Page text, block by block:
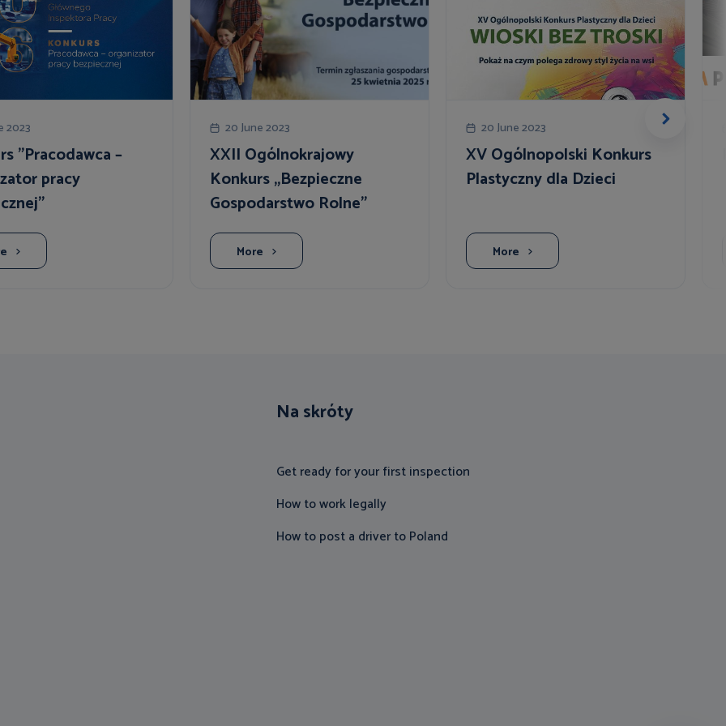
2023
"Pracodawca –
pracy
20 June 2023
XXII Ogólnokrajowy
Konkurs „Bezpieczne
Gospodarstwo Rolne”
More
20 June 2023
XV Ogólnopolski Konkurs
Plastyczny dla Dzieci
More
Na skróty
Get ready for your first inspection
How to work legally
How to post a driver to Poland